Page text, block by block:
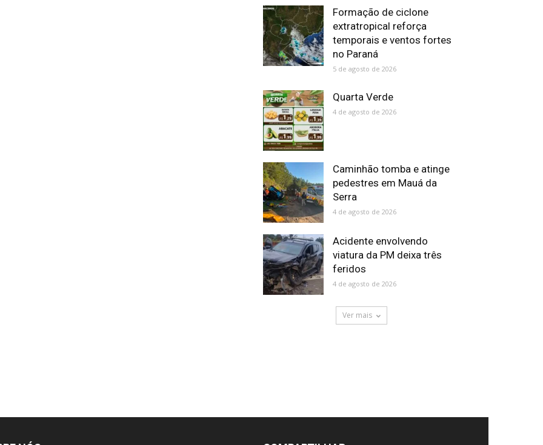
Formação de ciclone
extratropical reforça
temporais e ventos fortes
no Paraná
5 de agosto de 2026
Quarta Verde
4 de agosto de 2026
Caminhão tomba e atinge
pedestres em Mauá da
Serra
4 de agosto de 2026
Acidente envolvendo
viatura da PM deixa três
feridos
4 de agosto de 2026
Ver mais